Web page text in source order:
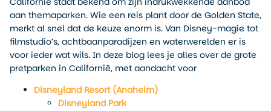
aan themaparken. Wie een reis plant door de Golden State,
merkt al snel dat de keuze enorm is. Van Disney-magie tot
filmstudio’s, achtbaanparadijzen en waterwerelden er is
voor ieder wat wils. In deze blog lees je alles over de grote
pretparken in Californië, met aandacht voor
Disneyland Resort (Anaheim)
Disneyland Park